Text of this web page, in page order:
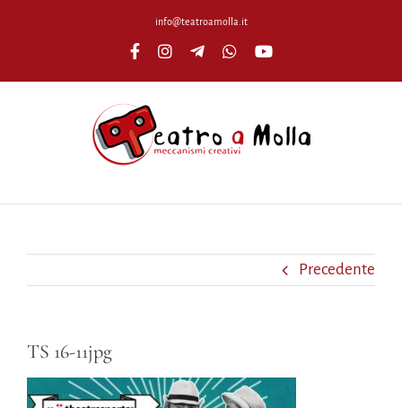
info@teatroamolla.it
FacebookInstagramTelegramWhatsAppYouTube
Precedente
TS 16-11jpg